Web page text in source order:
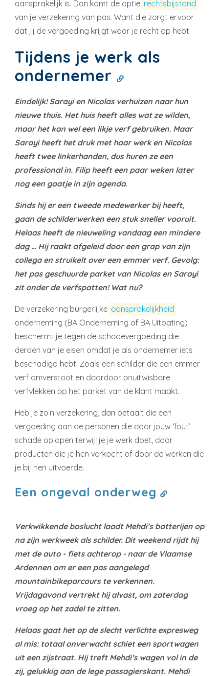
aansprakelijk is. Dan komt de optie rechtsbijstand
van je verzekering van pas. Want die zorgt ervoor
dat jij de vergoeding krijgt waar je recht op hebt.
Tijdens je werk als
ondernemer
Eindelijk! Sarayi en Nicolas verhuizen naar hun
nieuwe thuis. Het huis heeft alles wat ze wilden,
maar het kan wel een likje verf gebruiken. Maar
Sarayi heeft het druk met haar werk en Nicolas
heeft twee linkerhanden, dus huren ze een
professional in. Filip heeft een paar weken later
nog een gaatje in zijn agenda.
Sinds hij er een tweede medewerker bij heeft,
gaan de schilderwerken een stuk sneller vooruit.
Helaas heeft de nieuweling vandaag een mindere
dag … Hij raakt afgeleid door een grap van zijn
collega en struikelt over een emmer verf. Gevolg:
het pas geschuurde parket van Nicolas en Sarayi
zit onder de verfspatten! Wat nu?
De verzekering burgerlijke aansprakelijkheid
onderneming (BA Onderneming of BA Uitbating)
beschermt je tegen de schadevergoeding die
derden van je eisen omdat je als ondernemer iets
beschadigd hebt. Zoals een schilder die een emmer
verf omverstoot en daardoor onuitwisbare
verfvlekken op het parket van de klant maakt.
Heb je zo’n verzekering, dan betaalt die een
vergoeding aan de personen die door jouw ‘fout’
schade oplopen terwijl je je werk doet, door
producten die je hen verkocht of door de werken die
je bij hen uitvoerde.
Een ongeval onderweg
Verkwikkende boslucht laadt Mehdi’s batterijen op
na zijn werkweek als schilder. Dit weekend rijdt hij
met de auto - fiets achterop - naar de Vlaamse
Ardennen om er een pas aangelegd
mountainbikeparcours te verkennen.
Vrijdagavond vertrekt hij alvast, om zaterdag
vroeg op het zadel te zitten.
Helaas gaat het op de slecht verlichte expresweg
al mis: totaal onverwacht schiet een sportwagen
uit een zijstraat. Hij treft Mehdi’s wagen vol in de
zij, gelukkig aan de lege passagierskant. Mehdi